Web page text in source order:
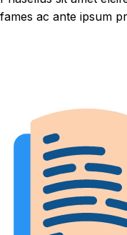
fames ac ante ipsum